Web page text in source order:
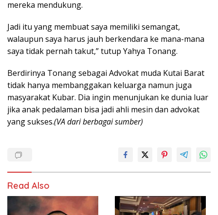
mereka mendukung.
Jadi itu yang membuat saya memiliki semangat,
walaupun saya harus jauh berkendara ke mana-mana
saya tidak pernah takut,” tutup Yahya Tonang.
Berdirinya Tonang sebagai Advokat muda Kutai Barat
tidak hanya membanggakan keluarga namun juga
masyarakat Kubar. Dia ingin menunjukan ke dunia luar
jika anak pedalaman bisa jadi ahli mesin dan advokat
yang sukses.(VA dari berbagai sumber)
Read Also